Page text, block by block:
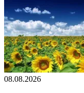
08.08.2026